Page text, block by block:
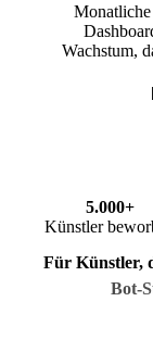
Wachstum,
5.000+
Künstler
Für Künstler,
Bot-